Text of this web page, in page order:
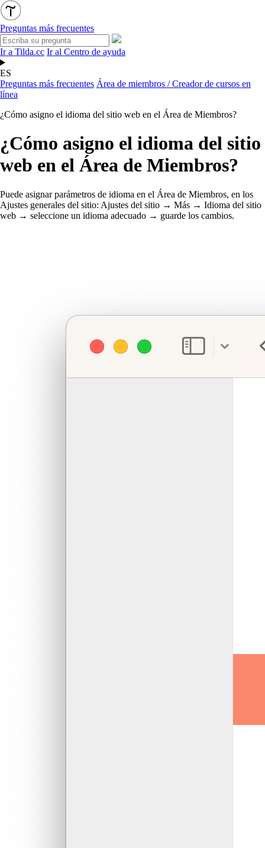
Preguntas más frecuentes
Ir a Tilda.cc Ir al Centro de ayuda
ES
Preguntas más frecuentes Área de miembros / Creador de cursos en
línea
¿Cómo asigno el idioma del sitio web en el Área de Miembros?
¿Cómo asigno el idioma del sitio
web en el Área de Miembros?
Puede asignar parámetros de idioma en el Área de Miembros, en los
Ajustes generales del sitio: Ajustes del sitio → Más → Idioma del sitio
web → seleccione un idioma adecuado → guarde los cambios.